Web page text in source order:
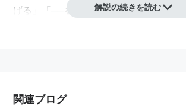
げる」「──を畳む」解説の続きを読む
関連ブログ